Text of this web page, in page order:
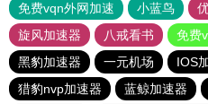
免费vqn外网加速
小蓝鸟
旋风加速器
八戒看书
免费
黑豹加速器
一元机场 IOS
猎豹nvp加速器
蓝鲸加速器